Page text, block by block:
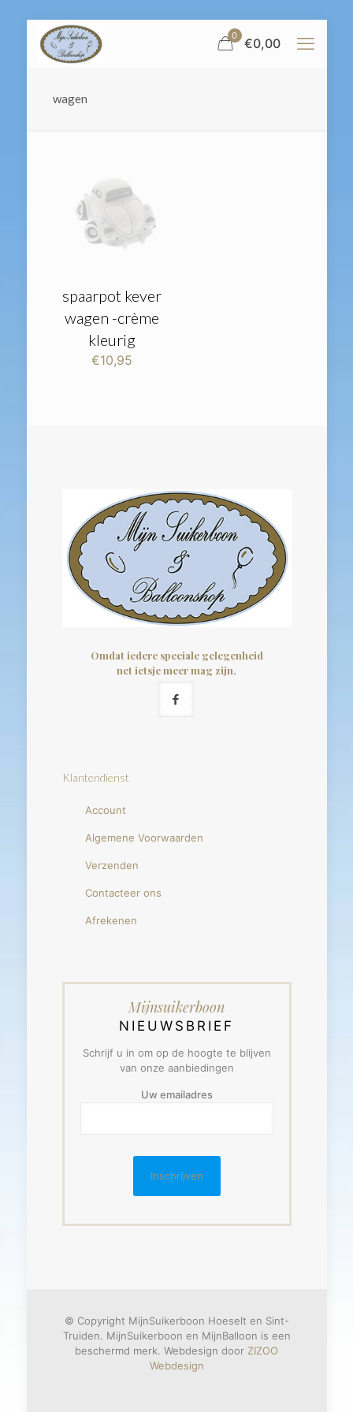
0 €0,00
wagen
spaarpot kever
wagen -crème
kleurig
€10,95
Omdat iedere speciale gelegenheid
net ietsje meer mag zijn.
Klantendienst
Account
Algemene Voorwaarden
Verzenden
Contacteer ons
Afrekenen
Mijnsuikerboon
NIEUWSBRIEF
Schrijf u in om op de hoogte te blijven
van onze aanbiedingen
Uw emailadres
© Copyright MijnSuikerboon Hoeselt en Sint-
Truiden. MijnSuikerboon en MijnBalloon is een
beschermd merk. Webdesign door ZIZOO
Webdesign